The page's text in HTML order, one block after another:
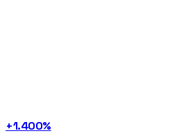
+1.400%